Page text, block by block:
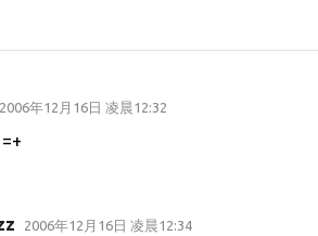
2006年12月16日 凌晨12:32
2006年12月16日 凌晨12:34